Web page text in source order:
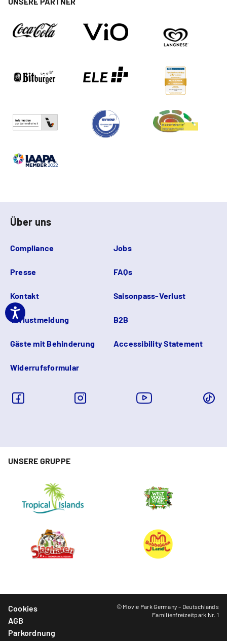
Über uns
Compliance Jobs
Presse FAQs
Kontakt Saisonpass-Verlust
Verlustmeldung B2B
Gäste mit Behinderung Accessibility Statement
Widerrufsformular
UNSERE GRUPPE
Cookies
AGB
Parkordnung
© Movie Park Germany – Deutschlands
Familienfreizeitpark Nr. 1